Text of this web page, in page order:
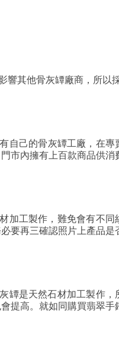
其他骨灰罈廠商，所以
自己的骨灰罈工廠，在
市內擁有上百款商品供消
加工製作，難免會有不
再三確認照片上產品
罈是天然石材加工製作
提高。就如同購買翡翠手